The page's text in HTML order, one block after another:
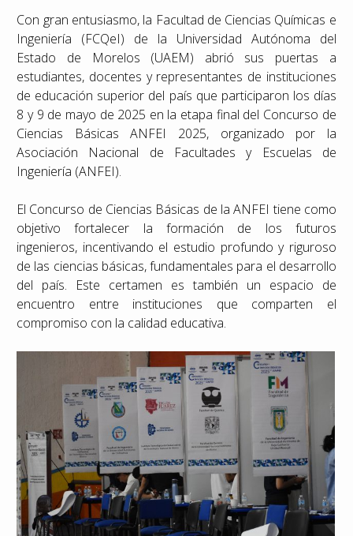
Con gran entusiasmo, la Facultad de Ciencias Químicas e
Ingeniería (FCQeI) de la Universidad Autónoma del
Estado de Morelos (UAEM) abrió sus puertas a
estudiantes, docentes y representantes de instituciones
de educación superior del país que participaron los días
8 y 9 de mayo de 2025 en la etapa final del Concurso de
Ciencias Básicas ANFEI 2025, organizado por la
Asociación Nacional de Facultades y Escuelas de
Ingeniería (ANFEI).
El Concurso de Ciencias Básicas de la ANFEI tiene como
objetivo fortalecer la formación de los futuros
ingenieros, incentivando el estudio profundo y riguroso
de las ciencias básicas, fundamentales para el desarrollo
del país. Este certamen es también un espacio de
encuentro entre instituciones que comparten el
compromiso con la calidad educativa.